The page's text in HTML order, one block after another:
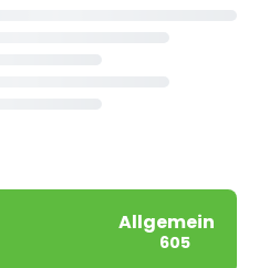
Allgemein
605